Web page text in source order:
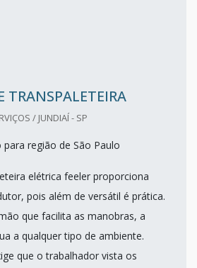
TRANSPALETEIRA
/ JUNDIAÍ - SP
região de São Paulo
elétrica feeler proporciona
pois além de versátil é prática.
que facilita as manobras, a
a qualquer tipo de ambiente.
que o trabalhador vista os